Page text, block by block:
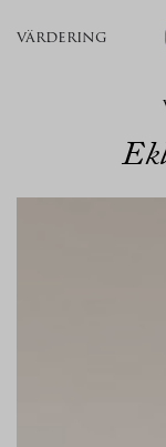
värdering